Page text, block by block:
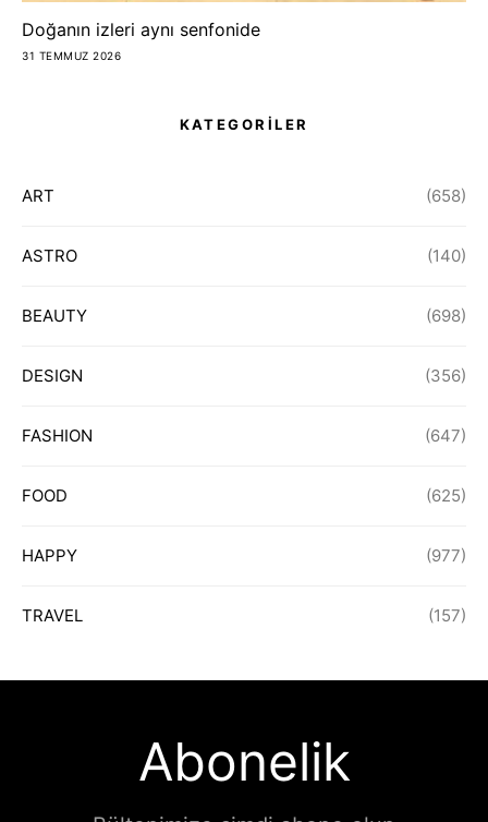
Doğanın izleri aynı senfonide
31 TEMMUZ 2026
KATEGORİLER
ART (658)
ASTRO (140)
BEAUTY (698)
DESIGN (356)
FASHION (647)
FOOD (625)
HAPPY (977)
TRAVEL (157)
Abonelik